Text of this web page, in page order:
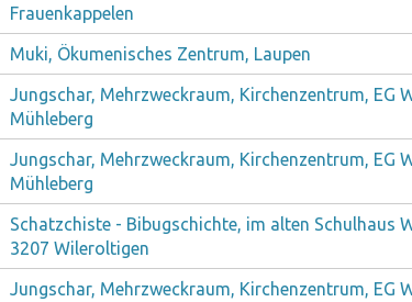
Frauenkappelen
Muki, Ökumenisches Zentrum, Laupen
Jungschar, Mehrzweckraum, Kirchenzentrum, EG
Mühleberg
Jungschar, Mehrzweckraum, Kirchenzentrum, EG
Mühleberg
Schatzchiste - Bibugschichte, im alten Schulhaus
3207 Wileroltigen
Jungschar, Mehrzweckraum, Kirchenzentrum, EG